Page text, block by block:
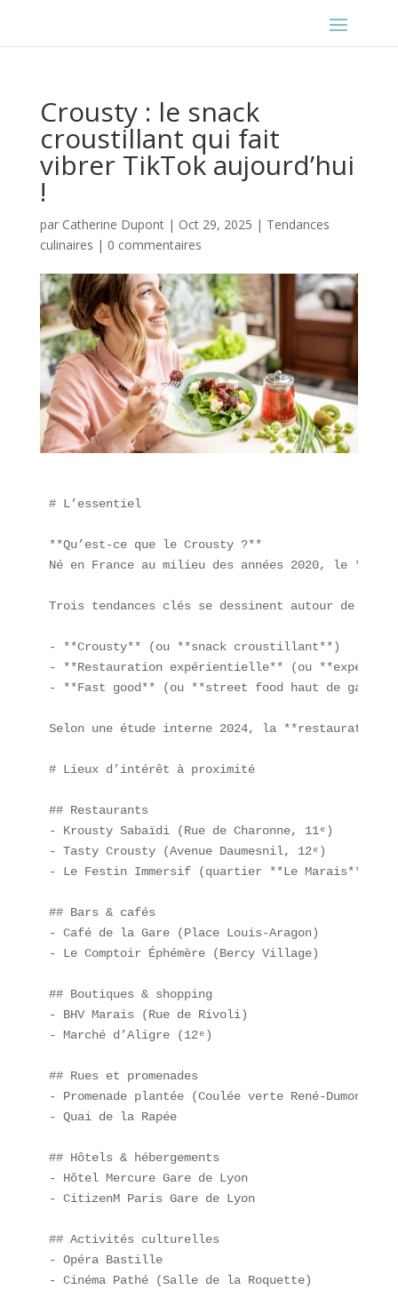
Crousty : le snack
croustillant qui fait
vibrer TikTok aujourd’hui
!
par Catherine Dupont| Oct 29, 2025 | Tendances
culinaires | 0 commentaires
# L’essentiel
**Qu’est-ce que le Crousty ?**
Né en France au milieu des années 2020, le
Trois tendances clés se dessinent autour de la
- **Crousty** (ou **snack croustillant**)
- **Restauration expérientielle** (ou
- **Fast good** (ou **street food haut de
Selon une étude interne 2024, la **restauration
# Lieux d’intérêt à proximité
## Restaurants
- Krousty Sabaïdi (Rue de Charonne, 11ᵉ)
- Tasty Crousty (Avenue Daumesnil, 12ᵉ)
- Le Festin Immersif (quartier **Le Marais**)
## Bars & cafés
- Café de la Gare (Place Louis-Aragon)
- Le Comptoir Éphémère (Bercy Village)
## Boutiques & shopping
- BHV Marais (Rue de Rivoli)
- Marché d’Aligre (12ᵉ)
## Rues et promenades
- Promenade plantée (Coulée verte René-Dumont)
- Quai de la Rapée
## Hôtels & hébergements
- Hôtel Mercure Gare de Lyon
- CitizenM Paris Gare de Lyon
## Activités culturelles
- Opéra Bastille
- Cinéma Pathé (Salle de la Roquette)